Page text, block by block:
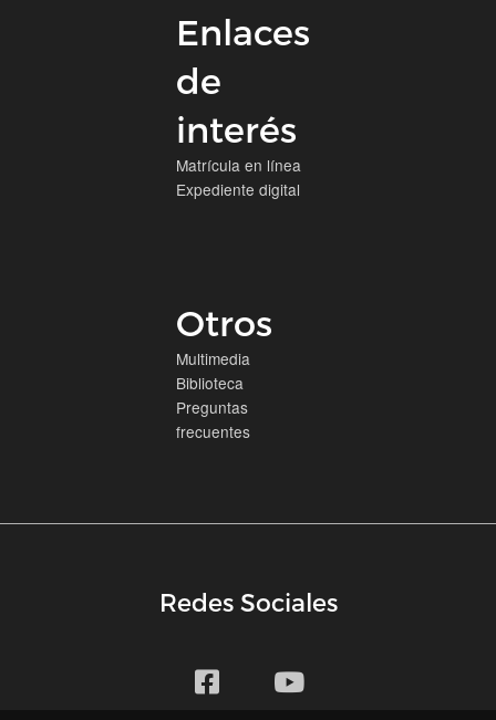
Enlaces
de
interés
Matrícula en línea
Expediente digital
Otros
Multimedia
Biblioteca
Preguntas
frecuentes
Redes Sociales